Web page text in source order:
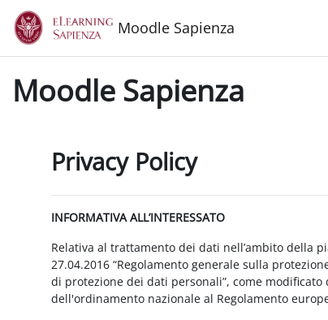
Vai al contenuto principale
Moodle Sapienza
Moodle Sapienza
Privacy Policy
INFORMATIVA ALL’INTERESSATO
Relativa al trattamento dei dati nell’ambito della
27.04.2016 “Regolamento generale sulla
di protezione dei dati personali”, come
dell'ordinamento nazionale al Regolamento